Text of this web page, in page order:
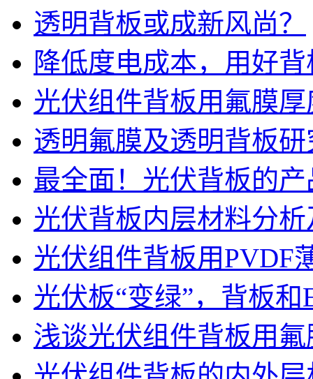
透明背板或成新风尚？
降低度电成本，用好
光伏组件背板用氟膜
透明氟膜及透明背板研
最全面！光伏背板的
光伏背板内层材料分
光伏组件背板用PVDF
光伏板“变绿”，背板和
浅谈光伏组件背板用